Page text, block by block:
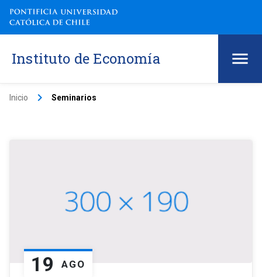
Instituto de Economía
Inicio keyboard_arrow_right Seminarios
19 AGO